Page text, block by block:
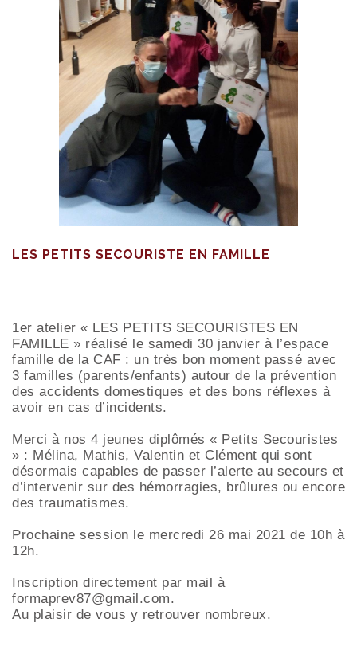
LES PETITS SECOURISTE EN FAMILLE
1er atelier « LES PETITS SECOURISTES EN
FAMILLE » réalisé le samedi 30 janvier à l’espace
famille de la CAF : un très bon moment passé avec
3 familles (parents/enfants) autour de la prévention
des accidents domestiques et des bons réflexes à
avoir en cas d’incidents.
Merci à nos 4 jeunes diplômés « Petits Secouristes
» : Mélina, Mathis, Valentin et Clément qui sont
désormais capables de passer l’alerte au secours et
d’intervenir sur des hémorragies, brûlures ou encore
des traumatismes.
Prochaine session le mercredi 26 mai 2021 de 10h à
12h.
Inscription directement par mail à
formaprev87@gmail.com.
Au plaisir de vous y retrouver nombreux.